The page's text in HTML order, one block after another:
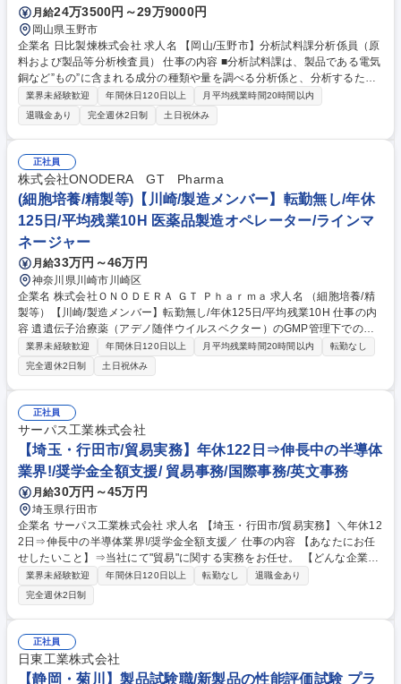
月給24万3500円～29万9000円
岡山県玉野市
企業名 日比製煉株式会社 求人名 【岡山/玉野市】分析試料課分析係員（原
料および製品等分析検査員） 仕事の内容 ■分析試料課は、製品である電気
銅など”もの”に含まれる成分の種類や量を調べる分析係と、分析するため
のサンプルづくりを行う試料係にて構成されております。 入社後は分析係
員として、主に酸を用いたサンプル分解作業や、様々な分析検査装置を用
いた測定業務を行うこととなります。■日々の業務は派手なものではあり
ませんが、分析結果が製品出荷や操業改善及びトラブルの解決に繋がるこ
ともあり、やりがいを得ることができます。■また、他事業所の分析部門
との共同実験や資格取得奨励などスキルアップの機会も多々得られます。
募集職種 【岡山/玉野市】分析試料課分析係員（原料および製品等分析検
査員）
業界未経験歓迎 年間休日120日以上
月平均残業時間20時間以内
退職金あり
完全週休2日制 土日祝休み
正社員
株式会社ONODERA GT Pharma
(細胞培養/精製等)【川崎/製造メンバー】転勤無し/年休
125日/平均残業10H 医薬品製造オペレーター/ラインマ
ネージャー
月給33万円～46万円
神奈川県川崎市川崎区
企業名 株式会社ＯＮＯＤＥＲＡ ＧＴ Ｐｈａｒｍａ 求人名 （細胞培養/精
製等）【川崎/製造メンバー】転勤無し/年休125日/平均残業10H 仕事の内
容 遺遺伝子治療薬（アデノ随伴ウイルスベクター）のGMP管理下での製
造 清浄度管理されたクリーンルーム内にて、SOPに従った製造作業や、
その製造設備や機器の校正・保守業務を中心にお任せします！ ・フラス
コ・バイオリアクターを用いた培養工程 ・精製工程（限外ろ過膜やクロマ
トグラフなどを用いる工程） ・製剤化工程（包装まで含む）・製造設備や
機器の校正・保守業務 ・GMP管理下での製造室の維持管理 ・製法、設備
校正・保守に関する手順書の作成 ・変更管理、逸脱処理などの品質イベン
トの実務担当 募集職種 （細胞培養/精製等）【川崎/製造メンバー】転勤無
し/年休125日/平均残業10H
業界未経験歓迎 年間休日120日以上 月平均残業時間20時間以内
転勤なし
完全週休2日制
土日祝休み
正社員
サーパス工業株式会社
【埼玉・行田市/貿易実務】年休122日⇒伸長中の半導体
業界!/奨学金全額支援/ 貿易事務/国際事務/英文事務
月給30万円～45万円
埼玉県行田市
企業名 サーパス工業株式会社 求人名 【埼玉・行田市/貿易実務】＼年休12
2日⇒伸長中の半導体業界!/奨学金全額支援／ 仕事の内容 【あなたにお任
せしたいこと】⇒当社にて"貿易"に関する実務をお任せ。 【どんな企業が
取引先…?】半導体装置メーカー等。薬液コントロール技術で貢献し、主
力製品で市場を席巻。 【具体的には…】⇒■通関業者からの問合せ対応 ■
受注出荷業務 等 ■海外（主に米国）顧客との電話対応・メール対応 ■輸出
書類（Invoice、Packing List 等）の確認と作成 ■製品配送手配や運送会社
との調整、安定的且つ効率的な物流体制の構築 ■営業部門・生産管理部門
との調整、情報連携 ■業務フローや仕組みの見直し・改善提案 募集職種
【埼玉・行田市/貿易実務】＼年休122日⇒伸長中の半導体業界!/奨学金全
業界未経験歓迎 年間休日120日以上 転勤なし
退職金あり
完全週休2日制
正社員
日東工業株式会社
【静岡・菊川】製品試験職/新製品の性能評価試験 プラ